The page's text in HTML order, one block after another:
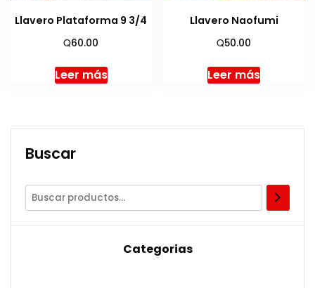
Llavero Plataforma 9 3/4
Q60.00
Leer más
Llavero Naofumi
Q50.00
Leer más
Buscar
Categorias